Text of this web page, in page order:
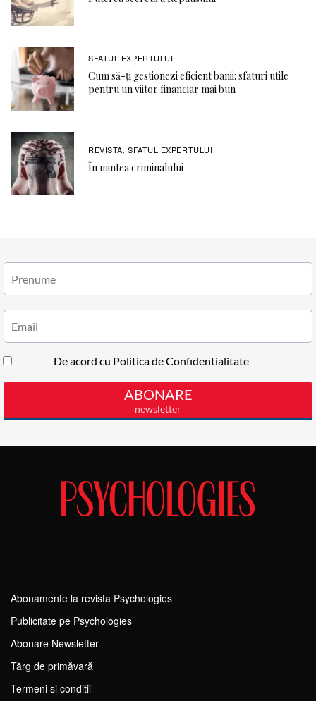
SFATUL EXPERTULUI
Cum să-ți gestionezi eficient banii: sfaturi utile
pentru un viitor financiar mai bun
REVISTA, SFATUL EXPERTULUI
În mintea criminalului
Abonamente la revista Psychologies
Publicitate pe Psychologies
Abonare Newsletter
Tărg de primăvară
Termeni si conditii